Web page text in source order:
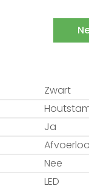
Zwart
Ja
Nee
LED